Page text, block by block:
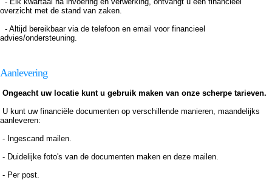
overzicht met de stand van zaken.
- Altijd bereikbaar via de telefoon en email voor financieel
advies/ondersteuning.
Aanlevering
Ongeacht uw locatie kunt u gebruik maken van onze scherpe tarieven.
U kunt uw financiële documenten op verschillende manieren, maandelijks
aanleveren:
- Ingescand mailen.
- Duidelijke foto's van de documenten maken en deze mailen.
- Per post.